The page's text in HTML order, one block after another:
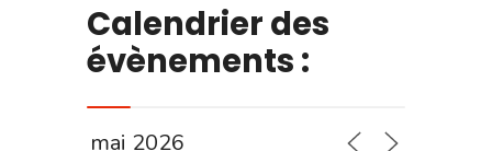
Calendrier des
évènements :